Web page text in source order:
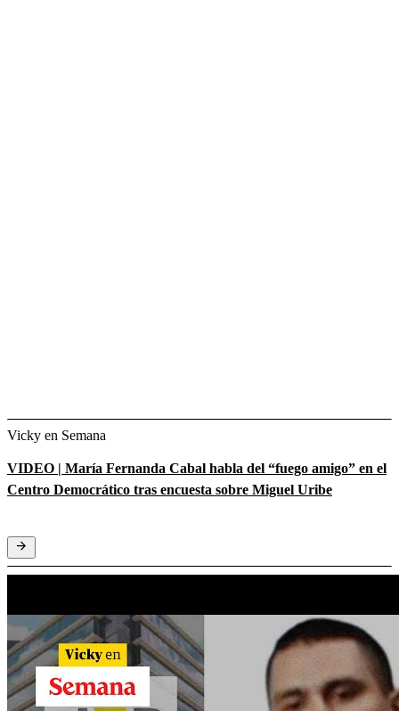
Vicky en Semana
VIDEO | María Fernanda Cabal habla del “fuego amigo” en el
Centro Democrático tras encuesta sobre Miguel Uribe